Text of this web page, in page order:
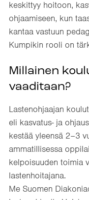
keskittyy hoitoon,
ohjaamiseen, kun
kantaa vastuun
Kumpikin rooli on
Millainen
vaaditaan?
Lastenohjaajan
eli kasvatus- ja
kestää yleensä 2–3
ammatillisessa
kelpoisuuden toimia
lastenhoitajana.
Me Suomen